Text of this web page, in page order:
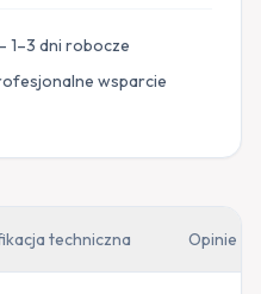
1–3 dni robocze
wsparcie
techniczna Opinie